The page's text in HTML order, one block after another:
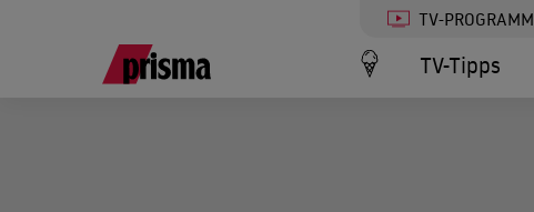
TV-PROGRAMM
TV-Tipps